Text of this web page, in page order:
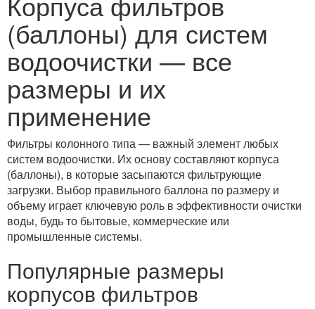
(баллоны) для систем
водоочистки — все
размеры и их
применение
Фильтры колонного типа — важный элемент любых
систем водоочистки. Их основу составляют корпуса
(баллоны), в которые засыпаются фильтрующие
загрузки. Выбор правильного баллона по размеру и
объему играет ключевую роль в эффективности очистки
воды, будь то бытовые, коммерческие или
промышленные системы.
Популярные размеры
корпусов фильтров